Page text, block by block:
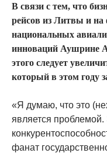
В связи с тем, что
рейсов из Литвы и на
национальных
инноваций Аушрине
этого следует
который в этом году
«Я думаю, что это
является
фанат